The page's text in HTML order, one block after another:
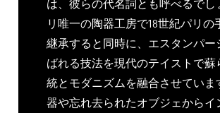
は、彼らの代名詞とも呼べるでし
リ唯一の陶器工房で18世紀パリの
継承すると同時に、エスタンパー
ばれる技法を現代のテイストで蘇
統とモダニズムを融合させていま
器や忘れ去られたオブジェからイ